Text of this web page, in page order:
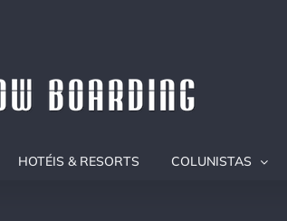
HOTÉIS & RESORTS COLUNISTAS